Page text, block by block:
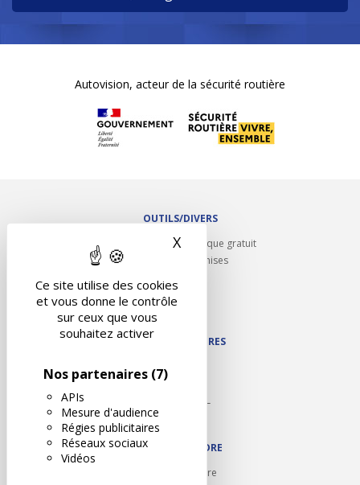
Ce site utilise des cookies
et vous donne le contrôle
sur ceux que vous
souhaitez activer
Nos partenaires (7)
APIs
Mesure d'audience
Régies publicitaires
Réseaux sociaux
Vidéos
X Masquer le bandeau des
Autovision, acteur de la sécurité routière
OUTILS/DIVERS
Rappel contrôle technique gratuit
Partenariats/Remises
Contact
NOS PARTENAIRES
Autodidact
Karoil
Autovision PL
Motovision
NOUS REJOINDRE
Ouvrir un centre